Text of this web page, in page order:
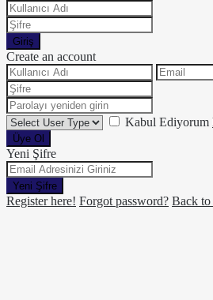
Giriş
Create an account
Kabul Ediyorum
Üye Ol
Yeni Şifre
Yeni Şifre
Register here! Forgot password? Back